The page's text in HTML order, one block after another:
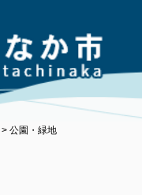
> 公園・緑地